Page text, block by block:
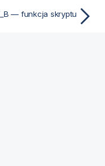
— funkcja skryptu